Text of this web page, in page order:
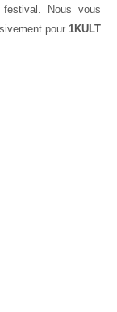
Nous vous
pour 1KULT